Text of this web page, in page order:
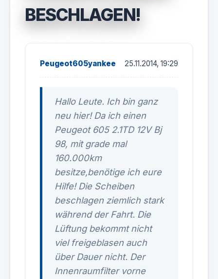
BESCHLAGEN!
Peugeot605yankee 25.11.2014, 19:29
Hallo Leute. Ich bin ganz
neu hier! Da ich einen
Peugeot 605 2.1TD 12V Bj
98, mit grade mal
160.000km
besitze,benötige ich eure
Hilfe! Die Scheiben
beschlagen ziemlich stark
während der Fahrt. Die
Lüftung bekommt nicht
viel freigeblasen auch
über Dauer nicht. Der
Innenraumfilter vorne